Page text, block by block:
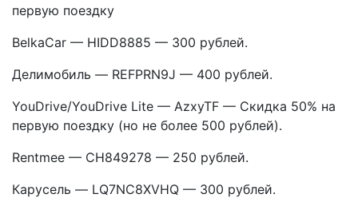
первую поездку
BelkaCar — HIDD8885 — 300 рублей.
Делимобиль — REFPRN9J — 400 рублей.
YouDrive/YouDrive Lite — AzxyTF — Скидка 50% на
первую поездку (но не более 500 рублей).
Rentmee — CH849278 — 250 рублей.
Карусель — LQ7NC8XVHQ — 300 рублей.